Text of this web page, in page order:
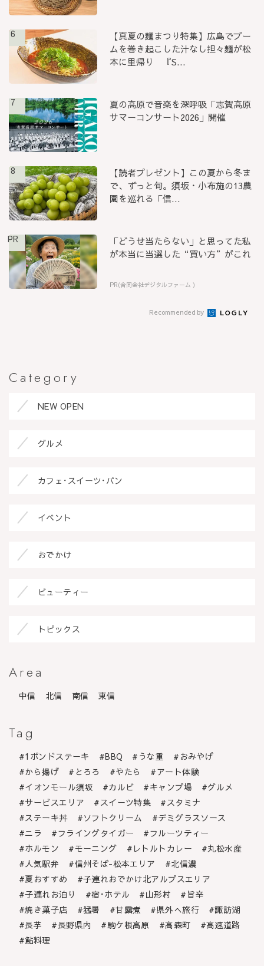
6
【真夏の麺まつり特集】広島でブー
ムを巻き起こした汁なし担々麺が松
本に里帰り 『S...
7
夏の高原で音楽を深呼吸「志賀高原
サマーコンサート2026」開催
8
【読者プレゼント】この夏から冬ま
で、ずっと旬。須坂・小布施の13農
園を巡れる「信...
PR
「どうせ当たらない」と思ってた私
が本当に当選した“買い方”がこれ
PR(合同会社デジタルファーム )
Recommended by
Category
NEW OPEN
グルメ
カフェ･スイーツ･パン
イベント
おでかけ
ビューティー
トピックス
Area
中信 北信 南信 東信
Tag
1ポンドステーキ BBQ うな重
おみやげ
から揚げ
とろろ やたら
アート体験
イオンモール須坂
カルビ キャンプ場
グルメ
サービスエリア
スイーツ特集
スタミナ
ステーキ丼
ソフトクリーム
デミグラスソース
ニラ
フライングタイガー
フルーツティー
ホルモン
モーニング レトルトカレー
丸松水産
人気駅弁
信州そば-松本エリア
北信濃
夏おすすめ
子連れおでかけ北アルプスエリア
子連れお泊り
宿･ホテル 山形村
旨辛
焼き菓子店
猛暑 甘露煮 県外へ旅行
諏訪湖
長芋
長野県内 駒ケ根高原 高森町
高速道路
鮎料理